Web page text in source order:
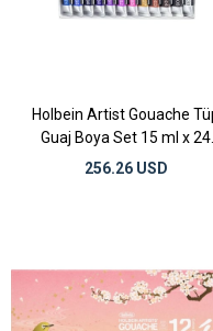
Holbein Artist Gouache
Guaj Boya Set 15 ml x 24
Renk
256.26 USD